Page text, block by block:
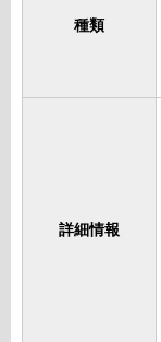
種類
詳細情報